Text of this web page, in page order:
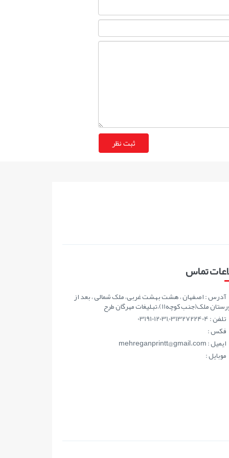
تماس
آدرس : اصفهان ، هشت بهشت غربی، ملک شمالی ، بعد از
ملک(جنب کوچه11)،تبلیغات مهرگان طرح
تلفن : 03191012031,03132722404
فکس :
ايميل : mehreganprintt@gmail.com
موبايل :